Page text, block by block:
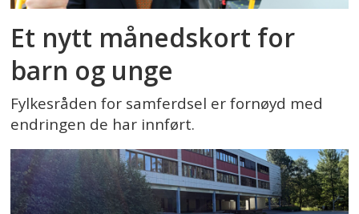
Et nytt månedskort for
barn og unge
Fylkesråden for samferdsel er fornøyd med
endringen de har innført.